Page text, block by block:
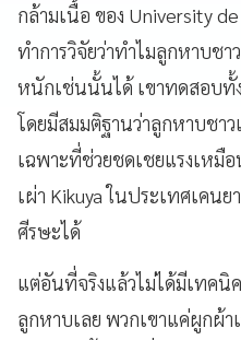
กล้ามเนื้อ ของ University
ทำการวิจัยว่าทำไมลูกหาบชา
หนักเช่นนั้นได้ เขาทดสอบทั้
โดยมีสมมติฐานว่าลูกหาบชา
เฉพาะที่ช่วยชดเชยแรงเหมื
เผ่า Kikuya ในประเทศเคน
ศีรษะได้
แต่อันที่จริงแล้วไม่ได้มีเทคนิ
ลูกหาบเลย พวกเขาแค่ผูกผ้